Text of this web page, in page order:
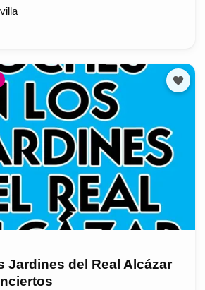
Jardines del Real Alcázar